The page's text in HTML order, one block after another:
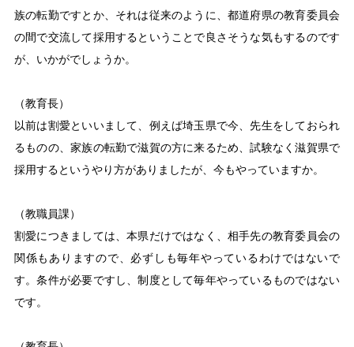
族の転勤ですとか、それは従来のように、都道府県の教育委員会
の間で交流して採用するということで良さそうな気もするのです
が、いかがでしょうか。
（教育長）
以前は割愛といいまして、例えば埼玉県で今、先生をしておられ
るものの、家族の転勤で滋賀の方に来るため、試験なく滋賀県で
採用するというやり方がありましたが、今もやっていますか。
（教職員課）
割愛につきましては、本県だけではなく、相手先の教育委員会の
関係もありますので、必ずしも毎年やっているわけではないで
す。条件が必要ですし、制度として毎年やっているものではない
です。